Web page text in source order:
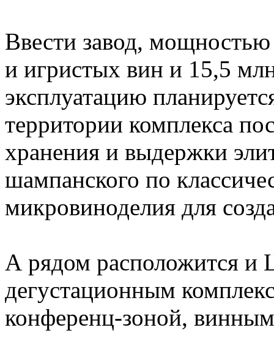
Ввести завод,
и игристых вин и 15,5
эксплуатацию
территории комплекса
хранения и выдержки
шампанского по
микровиноделия для
А рядом расположится и
дегустационным
конференц-зоной,